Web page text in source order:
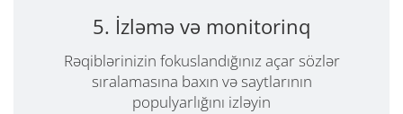
5. İzləmə və monitorinq
Rəqiblərinizin fokuslandığınız açar sözlər
sıralamasına baxın və saytlarının
populyarlığını izləyin